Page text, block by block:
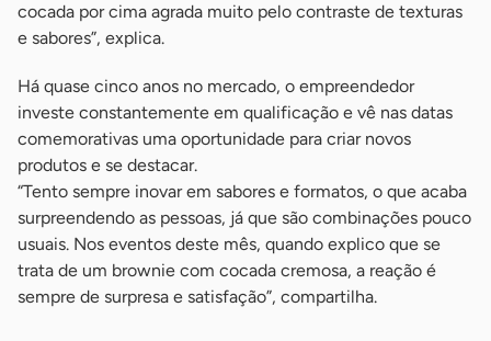
cocada por cima agrada muito pelo contraste de texturas
e sabores”, explica.
Há quase cinco anos no mercado, o empreendedor
investe constantemente em qualificação e vê nas datas
comemorativas uma oportunidade para criar novos
produtos e se destacar.
“Tento sempre inovar em sabores e formatos, o que acaba
surpreendendo as pessoas, já que são combinações pouco
usuais. Nos eventos deste mês, quando explico que se
trata de um brownie com cocada cremosa, a reação é
sempre de surpresa e satisfação”, compartilha.